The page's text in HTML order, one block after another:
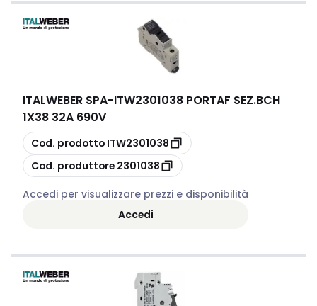
ITALWEBER SPA-ITW2301038 PORTAF SEZ.BCH
1X38 32A 690V
copia
Cod. prodotto ITW2301038
copia
Cod. produttore 2301038
Accedi per visualizzare prezzi e disponibilità
Accedi